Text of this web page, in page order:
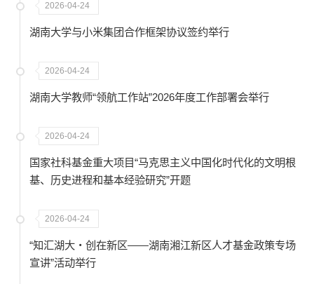
2026-04-24
湖南大学与小米集团合作框架协议签约举行
2026-04-24
湖南大学教师“领航工作站”2026年度工作部署会举行
2026-04-24
国家社科基金重大项目“马克思主义中国化时代化的文明根
基、历史进程和基本经验研究”开题
2026-04-24
“知汇湖大・创在新区——湖南湘江新区人才基金政策专场
宣讲”活动举行